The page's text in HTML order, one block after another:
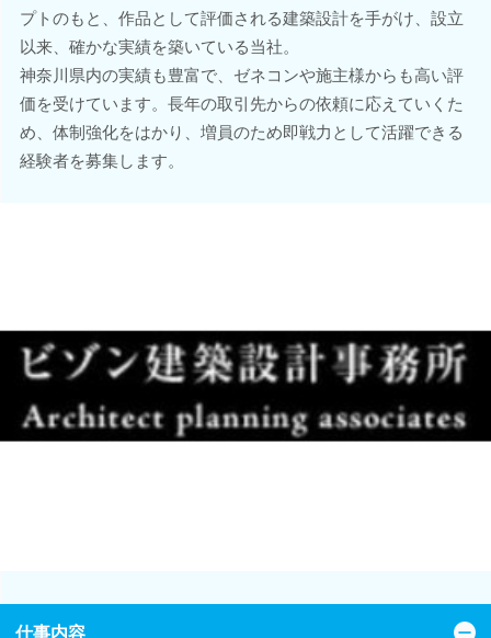
プトのもと、作品として評価される建築設計を手がけ、設立
以来、確かな実績を築いている当社。
神奈川県内の実績も豊富で、ゼネコンや施主様からも高い評
価を受けています。長年の取引先からの依頼に応えていくた
め、体制強化をはかり、増員のため即戦力として活躍できる
経験者を募集します。
仕事内容